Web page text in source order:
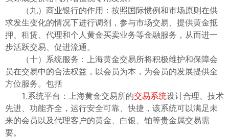
（九）商业银行的作用：按照国际惯例和市场原则在供
求发生变化的情况下进行调剂，参与市场交易、提供黄金抵
押、租赁、代理和个人黄金买卖业务等金融服务，从而进一
步活跃交易、促进流通。
（十）系统服务：上海黄金交易所将积极维护和保障会
员在交易中的合法权益，以会员为本，为会员的发展提供全
方位服务。包括
1.系统平台：上海黄金交易所的交易系统设计合理、技术
先进、功能齐全，运行安全可靠、快捷，该系统可以满足未
来的会员以及代理客户的黄金、白银、铂等贵金属交易需
要。